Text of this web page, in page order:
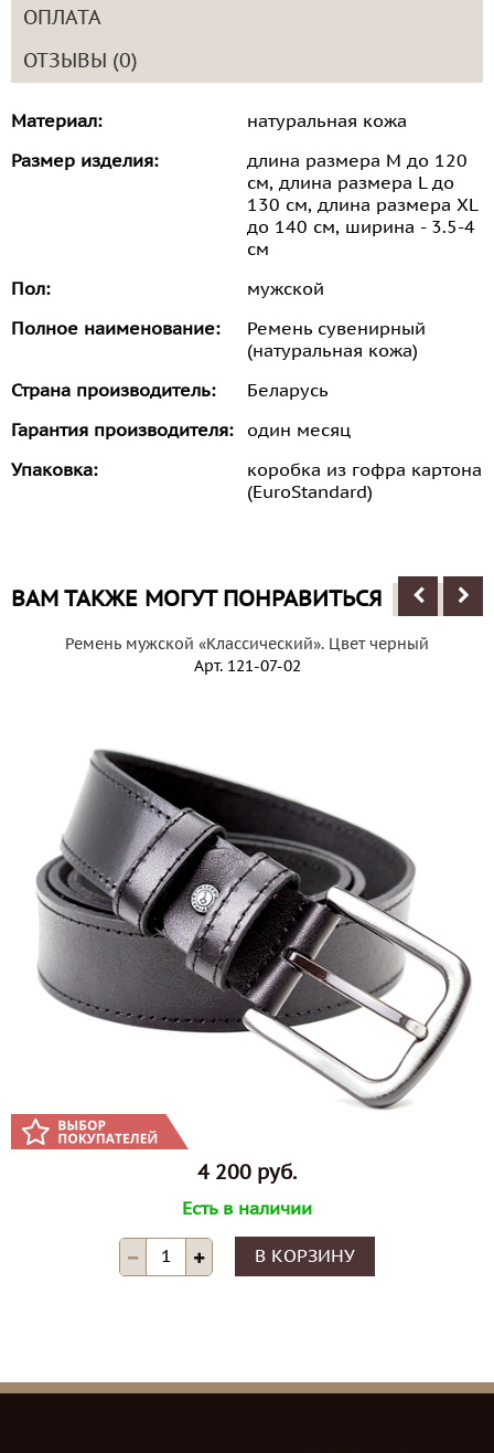
ОПЛАТА
ОТЗЫВЫ (0)
Материал:
натуральная кожа
Размер изделия:
длина размера M до 120
см, длина размера L до
130 см, длина размера XL
до 140 см, ширина - 3.5-4
см
Пол:
мужской
Полное наименование:
Ремень сувенирный
(натуральная кожа)
Страна производитель:
Беларусь
Гарантия производителя:
один месяц
Упаковка:
коробка из гофра картона
(EuroStandard)
ВАМ ТАКЖЕ МОГУТ ПОНРАВИТЬСЯ
Ремень мужской «Классический». Цвет черный
Арт.121-07-02
4 200 руб.
Есть в наличии
В КОРЗИНУ